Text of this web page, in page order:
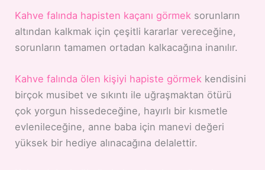
Kahve falında hapisten kaçanı görmek sorunların
altından kalkmak için çeşitli kararlar vereceğine,
sorunların tamamen ortadan kalkacağına inanılır.
Kahve falında ölen kişiyi hapiste görmek kendisini
birçok musibet ve sıkıntı ile uğraşmaktan ötürü
çok yorgun hissedeceğine, hayırlı bir kısmetle
evlenileceğine, anne baba için manevi değeri
yüksek bir hediye alınacağına delalettir.